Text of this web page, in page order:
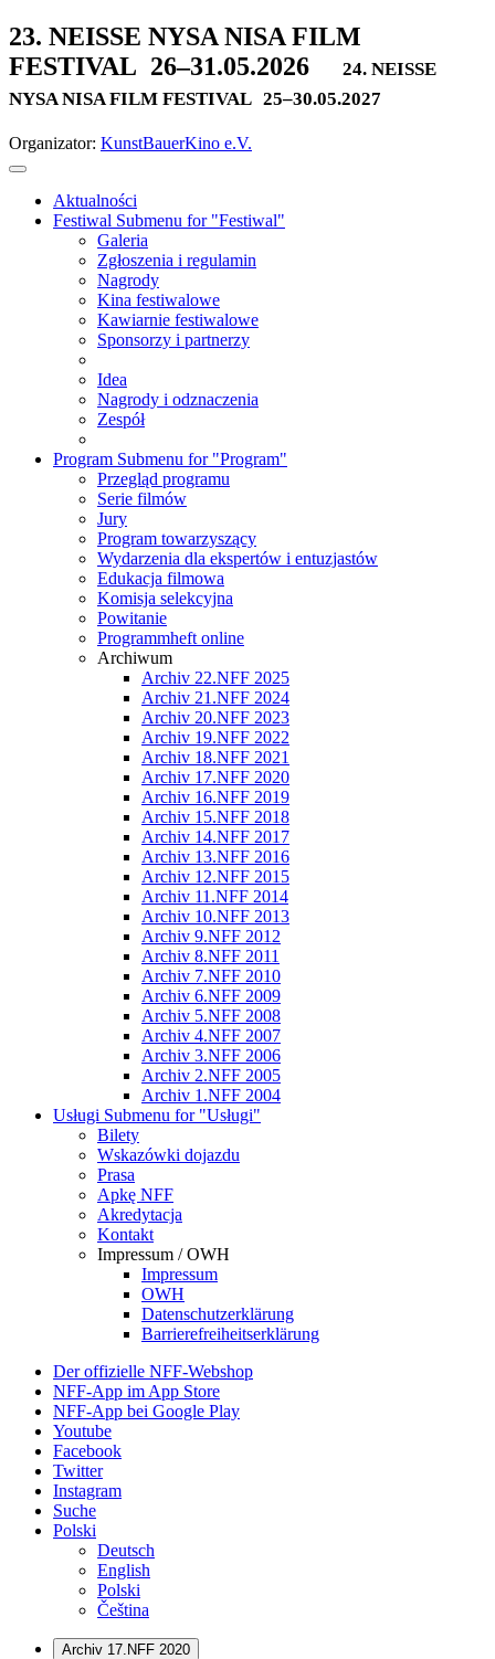
23. NEISSE NYSA NISA FILM
FESTIVAL 26–31.05.2026
24. NEISSE
NYSA NISA FILM FESTIVAL 25–30.05.2027
Organizator: KunstBauerKino e.V.
Aktualności
Festiwal Submenu for "Festiwal"
Galeria
Zgłoszenia i regulamin
Nagrody
Kina festiwalowe
Kawiarnie festiwalowe
Sponsorzy i partnerzy
Idea
Nagrody i odznaczenia
Zespół
Program Submenu for "Program"
Przegląd programu
Serie filmów
Jury
Program towarzyszący
Wydarzenia dla ekspertów i entuzjastów
Edukacja filmowa
Komisja selekcyjna
Powitanie
Programmheft online
Archiwum
Archiv 22.NFF 2025
Archiv 21.NFF 2024
Archiv 20.NFF 2023
Archiv 19.NFF 2022
Archiv 18.NFF 2021
Archiv 17.NFF 2020
Archiv 16.NFF 2019
Archiv 15.NFF 2018
Archiv 14.NFF 2017
Archiv 13.NFF 2016
Archiv 12.NFF 2015
Archiv 11.NFF 2014
Archiv 10.NFF 2013
Archiv 9.NFF 2012
Archiv 8.NFF 2011
Archiv 7.NFF 2010
Archiv 6.NFF 2009
Archiv 5.NFF 2008
Archiv 4.NFF 2007
Archiv 3.NFF 2006
Archiv 2.NFF 2005
Archiv 1.NFF 2004
Usługi Submenu for "Usługi"
Bilety
Wskazówki dojazdu
Prasa
Apkę NFF
Akredytacja
Kontakt
Impressum / OWH
Impressum
OWH
Datenschutzerklärung
Barrierefreiheitserklärung
Der offizielle NFF-Webshop
NFF-App im App Store
NFF-App bei Google Play
Youtube
Facebook
Twitter
Instagram
Suche
Polski
Deutsch
English
Polski
Čeština
Archiv 17.NFF 2020